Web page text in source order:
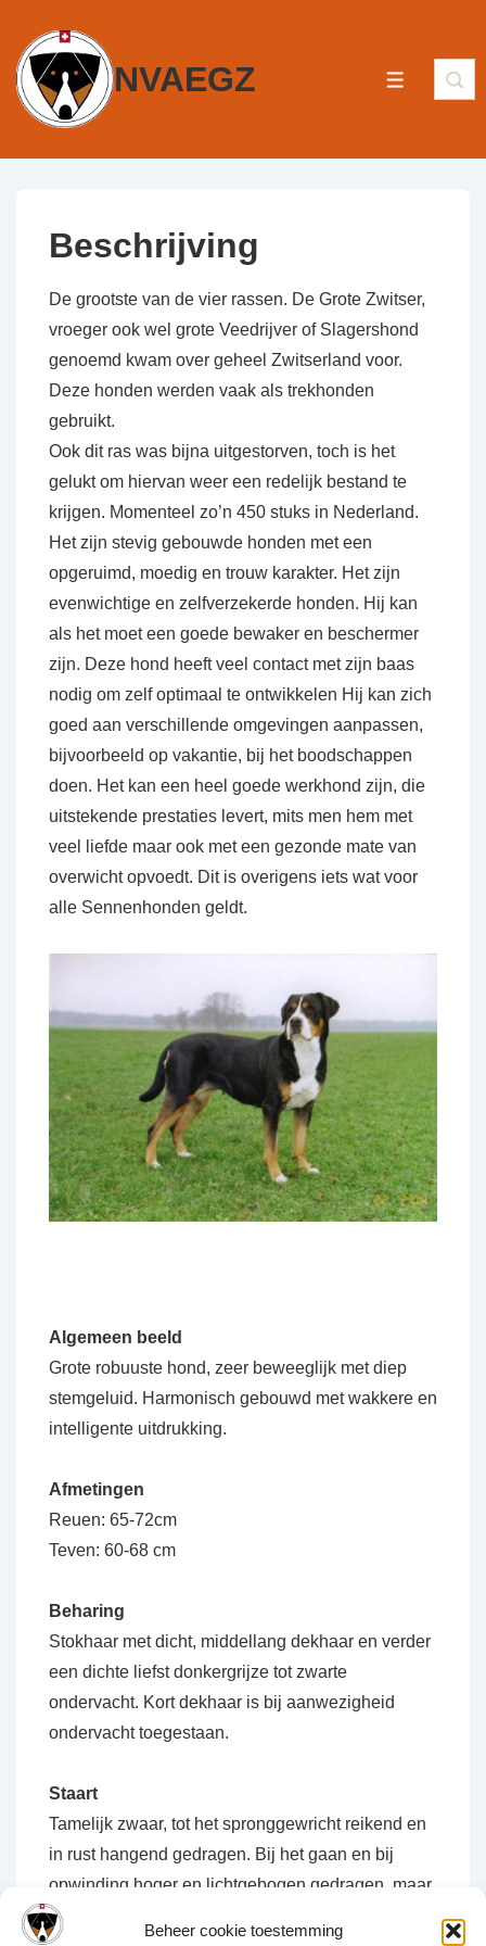
Beheer cookie toestemming
NVAEGZ
Beschrijving
De grootste van de vier rassen. De Grote Zwitser,
vroeger ook wel grote Veedrijver of Slagershond
genoemd kwam over geheel Zwitserland voor.
Deze honden werden vaak als trekhonden
gebruikt.
Ook dit ras was bijna uitgestorven, toch is het
gelukt om hiervan weer een redelijk bestand te
krijgen. Momenteel zo’n 450 stuks in Nederland.
Het zijn stevig gebouwde honden met een
opgeruimd, moedig en trouw karakter. Het zijn
evenwichtige en zelfverzekerde honden. Hij kan
als het moet een goede bewaker en beschermer
zijn. Deze hond heeft veel contact met zijn baas
nodig om zelf optimaal te ontwikkelen Hij kan zich
goed aan verschillende omgevingen aanpassen,
bijvoorbeeld op vakantie, bij het boodschappen
doen. Het kan een heel goede werkhond zijn, die
uitstekende prestaties levert, mits men hem met
veel liefde maar ook met een gezonde mate van
overwicht opvoedt. Dit is overigens iets wat voor
alle Sennenhonden geldt.
Algemeen beeld
Grote robuuste hond, zeer beweeglijk met diep
stemgeluid. Harmonisch gebouwd met wakkere en
intelligente uitdrukking.
Afmetingen
Reuen: 65-72cm
Teven: 60-68 cm
Beharing
Stokhaar met dicht, middellang dekhaar en verder
een dichte liefst donkergrijze tot zwarte
ondervacht. Kort dekhaar is bij aanwezigheid
ondervacht toegestaan.
Staart
Tamelijk zwaar, tot het spronggewricht reikend en
in rust hangend gedragen. Bij het gaan en bij
opwinding hoger en lichtgebogen gedragen, maar
nooit in een krul op de rug.